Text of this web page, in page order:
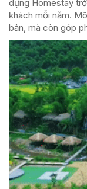
dựng Homestay
khách mỗi năm.
bản, mà còn góp